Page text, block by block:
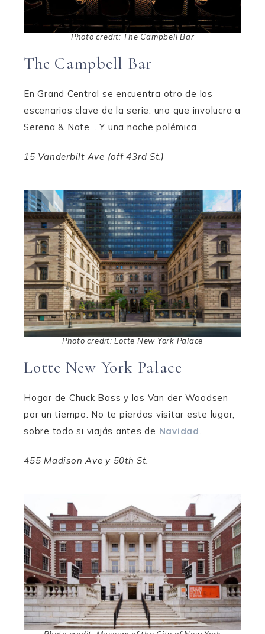
Photo credit: The Campbell Bar
The Campbell Bar
En Grand Central se encuentra otro de los
escenarios clave de la serie: uno que involucra a
Serena & Nate… Y una noche polémica.
15 Vanderbilt Ave (off 43rd St.)
Photo credit: Lotte New York Palace
Lotte New York Palace
Hogar de Chuck Bass y los Van der Woodsen
por un tiempo. No te pierdas visitar este lugar,
sobre todo si viajás antes de Navidad.
455 Madison Ave y 50th St.